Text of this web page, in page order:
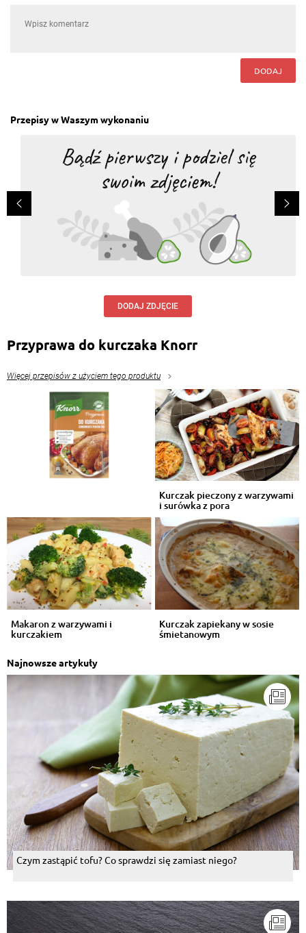
DODAJ
Przepisy w Waszym wykonaniu
DODAJ ZDJĘCIE
Przyprawa do kurczaka Knorr
Więcej przepisów z użyciem tego produktu
Kurczak pieczony z warzywami
i surówka z pora
Makaron z warzywami i
kurczakiem
Kurczak zapiekany w sosie
śmietanowym
Najnowsze artykuły
Czym zastąpić tofu? Co sprawdzi się zamiast niego?